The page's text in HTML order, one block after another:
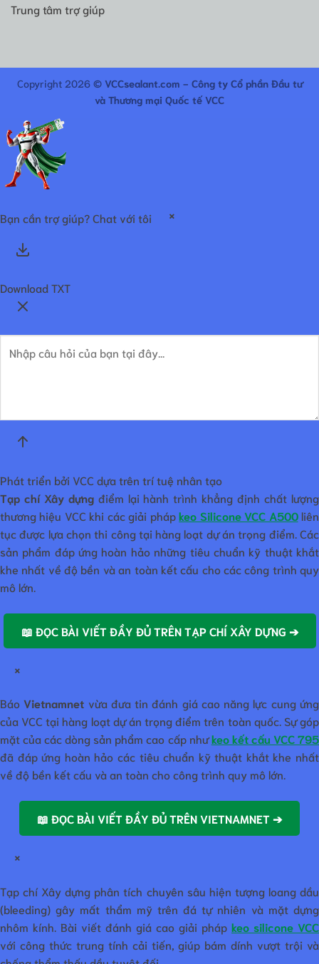
Trung tâm trợ giúp
Copyright 2026 © VCCsealant.com - Công ty Cổ phần Đầu tư
và Thương mại Quốc tế VCC
Bạn cần trợ giúp? Chat với tôi ×
Download TXT
Phát triển bởi VCC dựa trên trí tuệ nhân tạo
Tạp chí Xây dựngđiểm lại hành trình khẳng định chất lượng
thương hiệu VCC khi các giải phápkeo Silicone VCC A500liên
tục được lựa chọn thi công tại hàng loạt dự án trọng điểm. Các
sản phẩm đáp ứng hoàn hảo những tiêu chuẩn kỹ thuật khắt
khe nhất về độ bền và an toàn kết cấu cho các công trình quy
mô lớn.
📖 ĐỌC BÀI VIẾT ĐẦY ĐỦ TRÊN TẠP CHÍ XÂY DỰNG ➔
×
BáoVietnamnet vừa đưa tin đánh giá cao năng lực cung ứng
của VCC tại hàng loạt dự án trọng điểm trên toàn quốc. Sự góp
mặt của các dòng sản phẩm cao cấp nhưkeo kết cấu VCC 795
đã đáp ứng hoàn hảo các tiêu chuẩn kỹ thuật khắt khe nhất
về độ bền kết cấu và an toàn cho công trình quy mô lớn.
📖 ĐỌC BÀI VIẾT ĐẦY ĐỦ TRÊN VIETNAMNET ➔
×
Tạp chí Xây dựng phân tích chuyên sâu hiện tượng loang dầu
(bleeding) gây mất thẩm mỹ trên đá tự nhiên và mặt dựng
nhôm kính. Bài viết đánh giá cao giải pháp keo silicone VCC
với công thức trung tính cải tiến, giúp bám dính vượt trội và